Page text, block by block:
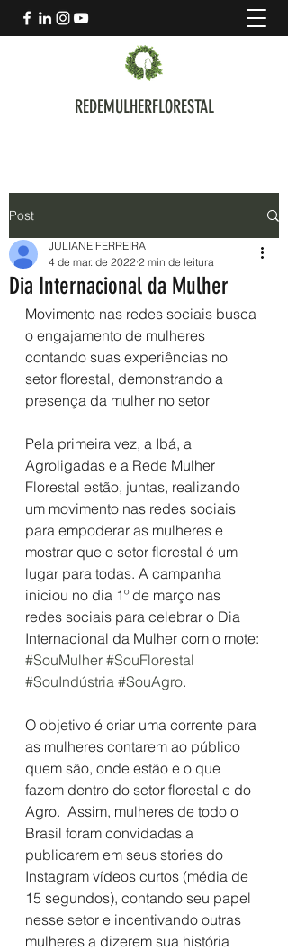
REDEMULHERFLORESTAL
Post
Dia Internacional da Mulher
JULIANE FERREIRA
4 de mar. de 2022 2 min de leitura
Movimento nas redes sociais busca
o engajamento de mulheres
contando suas experiências no
setor florestal, demonstrando a
presença da mulher no setor
Pela primeira vez, a Ibá, a
Agroligadas e a Rede Mulher
Florestal estão, juntas, realizando
um movimento nas redes sociais
para empoderar as mulheres e
mostrar que o setor florestal é um
lugar para todas. A campanha
iniciou no dia 1º de março nas
redes sociais para celebrar o Dia
Internacional da Mulher com o mote:
#SouMulher #SouFlorestal
#SouIndústria #SouAgro.
O objetivo é criar uma corrente para
as mulheres contarem ao público
quem são, onde estão e o que
fazem dentro do setor florestal e do
Agro.  Assim, mulheres de todo o
Brasil foram convidadas a
publicarem em seus stories do
Instagram vídeos curtos (média de
15 segundos), contando seu papel
nesse setor e incentivando outras
mulheres a dizerem sua história